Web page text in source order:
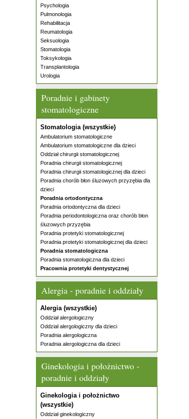
Psychologia
Pulmonologia
Rehabilitacja
Reumatologia
Seksuologia
Stomatologia
Toksykologia
Transplantologia
Urologia
Poradnie i gabinety
stomatologiczne
Stomatologia (wszystkie)
Ambulatorium stomatologiczne
Ambulatorium stomatologiczne dla dzieci
Oddział chirurgii stomatologicznej
Poradnia chirurgii stomatologicznej
Poradnia chirurgii stomatologicznej dla dzieci
Poradnia chorób błon śluzowych przyzębia dla
dzieci
Poradnia ortodontyczna
Poradnia ortodontyczna dla dzieci
Poradnia periodontologiczna oraz chorób błon
śluzowych przyzębia
Poradnia protetyki stomatologicznej
Poradnia protetyki stomatologicznej dla dzieci
Poradnia stomatologiczna
Poradnia stomatologiczna dla dzieci
Pracownia protetyki dentystycznej
Alergia - poradnie i oddziały
Alergia (wszystkie)
Oddział alergologiczny
Oddział alergologiczny dla dzieci
Poradnia alergologiczna
Poradnia alergologiczna dla dzieci
Ginekologia i położnictwo -
poradnie i oddziały
Ginekologia i położnictwo
(wszystkie)
Oddział ginekologiczny